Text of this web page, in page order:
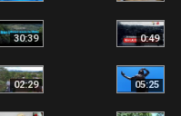
30:39 0:49
02:29 05:25